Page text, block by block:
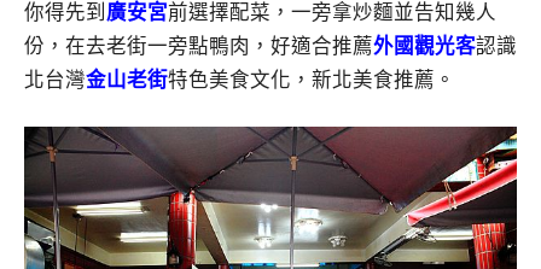
你得先到 廣安宮前選擇配菜，一旁拿炒麵並告知幾人
份，在去老街一旁點鴨肉，好適合推薦外國觀光客認識
北台灣金山老街特色美食文化，新北美食推薦。